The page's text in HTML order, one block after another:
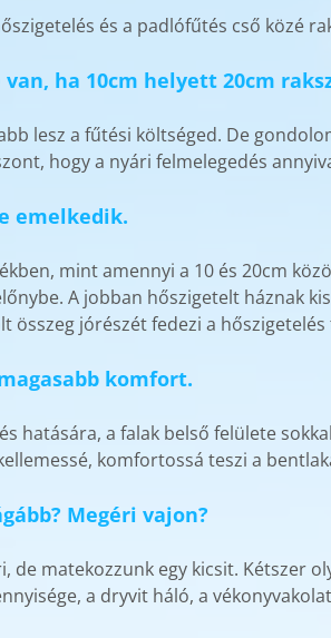
és a padlófűtés cső közé
ha 10cm helyett 20cm
lesz a fűtési költséged. De
hogy a nyári felmelegedés
emelkedik.
mint amennyi a 10 és 20cm
A jobban hőszigetelt háznak
összeg jórészét fedezi a
komfort.
hatására, a falak belső felülete
komfortossá teszi a
Megéri vajon?
de matekozzunk egy kicsit. Kétszer
a dryvit háló, a